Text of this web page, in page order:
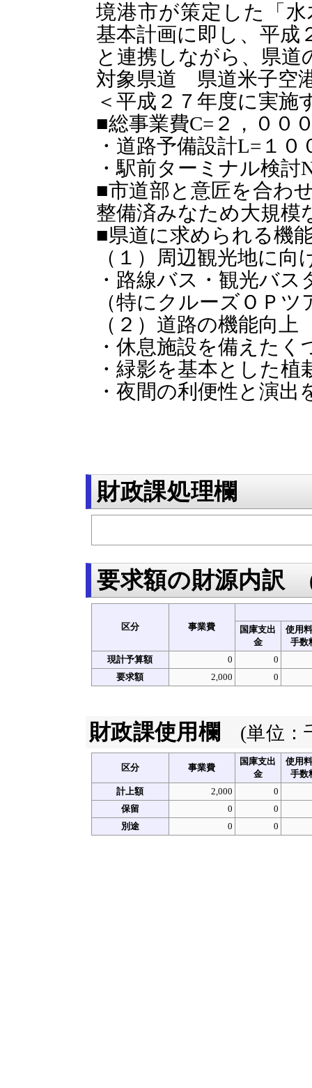
境港市が策定した「
基本計画に即し、平成
と連携しながら、県道
対象県道 県道米子空
＜平成２７年度に実施
■総事業費C=２，００
・道路予備設計L=１０
・駅前ターミナル検討
■市道部と意匠を合わ
整備済みなため大規模
■県道に求められる機
（１）周辺観光地に
・路線バス・観光バ
（特にクルーズＯＰツ
（２）道路の機能向上
・休息施設を備えたく
・緑影を基本とした植
・夜間の利便性と演出
財政課処理欄
要求額の財源内訳
区分 事業費
国庫支出
金
使用
手数
現計予算額
0
0
要求額
2,000 0
財政課使用欄 (単位：
区分 事業費
国庫支出
金
使用
手数
計上額
2,000
0
保留
0
0
別途
0 0